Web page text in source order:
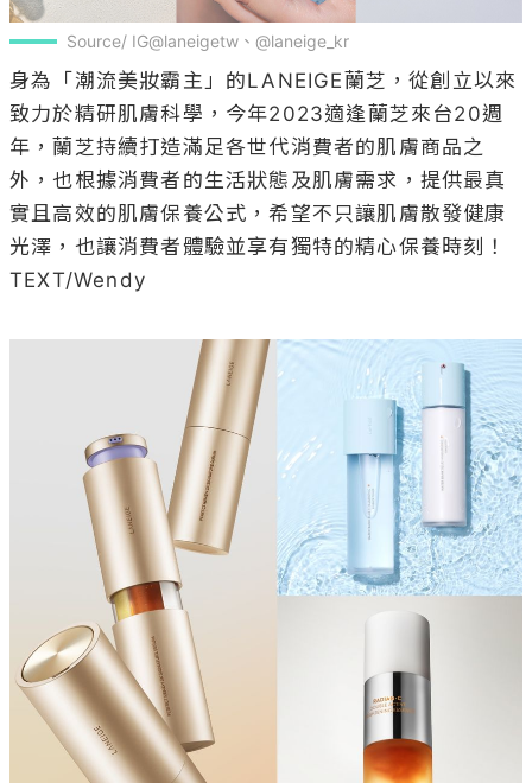
實且高效的肌膚保養公式，希望不只讓肌膚散發健康
光澤，也讓消費者體驗並享有獨特的精心保養時刻！
TEXT/Wendy
Source/LANEIGE提供
今年，蘭芝即將再次引爆台灣美妝潮流！你還在早C晚
A嗎？更新的美肌方程式「ABC護膚公式」才是王